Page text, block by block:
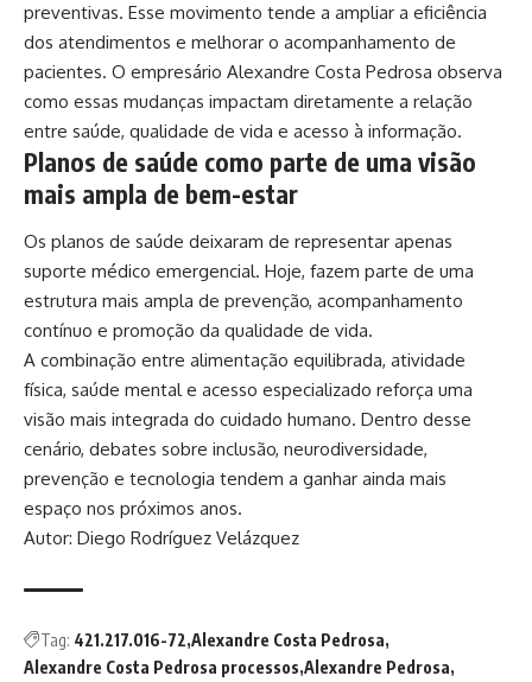
preventivas. Esse movimento tende a ampliar a eficiência
dos atendimentos e melhorar o acompanhamento de
pacientes. O empresário Alexandre Costa Pedrosa observa
como essas mudanças impactam diretamente a relação
entre saúde, qualidade de vida e acesso à informação.
Planos de saúde como parte de uma visão
mais ampla de bem-estar
Os planos de saúde deixaram de representar apenas
suporte médico emergencial. Hoje, fazem parte de uma
estrutura mais ampla de prevenção, acompanhamento
contínuo e promoção da qualidade de vida.
A combinação entre alimentação equilibrada, atividade
física, saúde mental e acesso especializado reforça uma
visão mais integrada do cuidado humano. Dentro desse
cenário, debates sobre inclusão, neurodiversidade,
prevenção e tecnologia tendem a ganhar ainda mais
espaço nos próximos anos.
Autor: Diego Rodríguez Velázquez
Tag: 421.217.016-72 Alexandre Costa Pedrosa
Alexandre Costa Pedrosa processos Alexandre Pedrosa